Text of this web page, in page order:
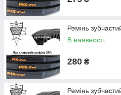
Ремінь
В наявності
280 ₴
Ремінь